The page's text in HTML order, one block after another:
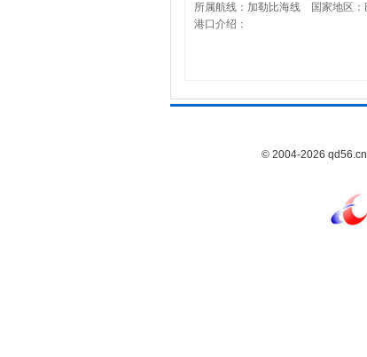
所属航线：加勒比海线 国家地区：
港口介绍：
© 2004-2026